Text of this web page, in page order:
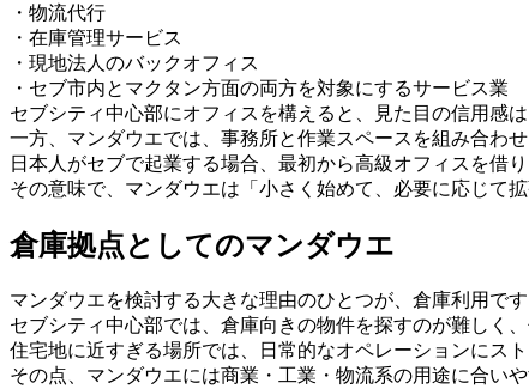
・物流代行
・在庫管理サービス
・現地法人のバックオフィス
・セブ市内とマクタン方面の両方を対象にするサービス業
セブシティ中心部にオフィスを構えると、見た目の信用感
一方、マンダウエでは、事務所と作業スペースを組み合わ
日本人がセブで起業する場合、最初から高級オフィスを借
その意味で、マンダウエは「小さく始めて、必要に応じて
倉庫拠点としてのマンダウエ
マンダウエを検討する大きな理由のひとつが、倉庫利用です
セブシティ中心部では、倉庫向きの物件を探すのが難しく
住宅地に近すぎる場所では、日常的なオペレーションにスト
その点、マンダウエには商業・工業・物流系の用途に合いや